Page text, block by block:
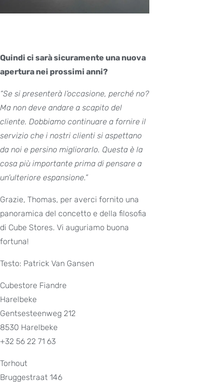
Quindi ci sarà sicuramente una nuova
apertura nei prossimi anni?
“Se si presenterà l’occasione, perché no?
Ma non deve andare a scapito del
cliente. Dobbiamo continuare a fornire il
servizio che i nostri clienti si aspettano
da noi e persino migliorarlo. Questa è la
cosa più importante prima di pensare a
un’ulteriore espansione.”
Grazie, Thomas, per averci fornito una
panoramica del concetto e della filosofia
di Cube Stores. Vi auguriamo buona
fortuna!
Testo: Patrick Van Gansen
Cubestore Fiandre
Harelbeke
Gentsesteenweg 212
8530 Harelbeke
+32 56 22 71 63
Torhout
Bruggestraat 146